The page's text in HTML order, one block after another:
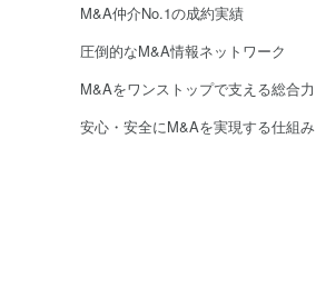
M&A仲介No.1の成約実績
圧倒的なM&A情報ネットワーク
M&Aをワンストップで支える総合力
安心・安全にM&Aを実現する仕組み